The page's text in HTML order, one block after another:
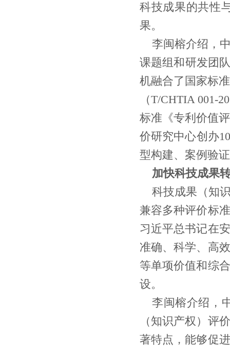
科技成果的共性
果。
李闽榕介绍，
课题组和研发团
机融合了国家标
（T/CHTIA 001-
标准《专利价值
价研究中心创办
型构建、案例验
加快科技成果
科技成果（知
兼容多种评价标
习近平总书记在
准确、科学、高
等单项价值和综
设。
李闽榕介绍，
（知识产权）评
著特点，能够促